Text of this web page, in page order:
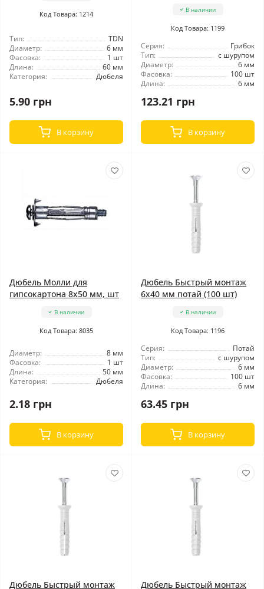
Код Товара: 1214
Тип:
TDN
Диаметр:
6 мм
Фасовка:
1 шт
Длина:
60 мм
Категория:
Дюбеля
5.90 грн
В корзину
В наличии
Код Товара: 1199
Серия:
Грибок
Тип:
с шурупом
Диаметр:
6 мм
Фасовка:
100 шт
Длина:
6 мм
123.21 грн
В корзину
Дюбель Молли для
гипсокартона 8x50 мм, шт
В наличии
Код Товара: 8035
Диаметр:
8 мм
Фасовка:
1 шт
Длина:
50 мм
Категория:
Дюбеля
2.18 грн
В корзину
Дюбель Быстрый монтаж
6x40 мм потай (100 шт)
В наличии
Код Товара: 1196
Серия:
Потай
Тип:
с шурупом
Диаметр:
6 мм
Фасовка:
100 шт
Длина:
6 мм
63.45 грн
В корзину
Дюбель Быстрый монтаж Дюбель Быстрый монтаж